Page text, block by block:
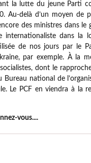
la lutte du jeune Parti
Au-delà d’un moyen de
des ministres dans le
dans la
de nos jours par le
par exemple. À la
dont le
Bureau national de
Le PCF en viendra à la
vous....